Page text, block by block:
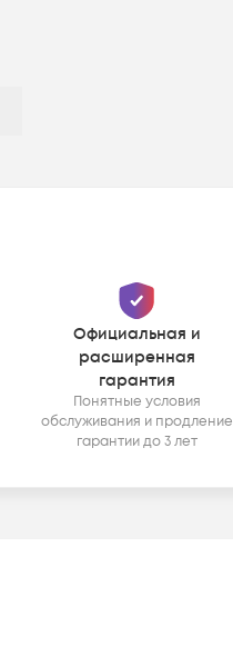
Официальная и
расширенная
гарантия
Понятные условия
обслуживания и продление
гарантии до 3 лет